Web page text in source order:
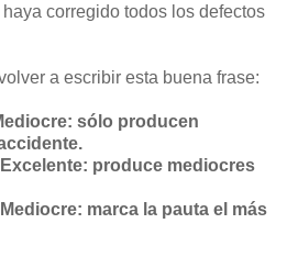
corregido todos los defectos
a escribir esta buena frase:
sólo producen
produce mediocres
marca la pauta el más